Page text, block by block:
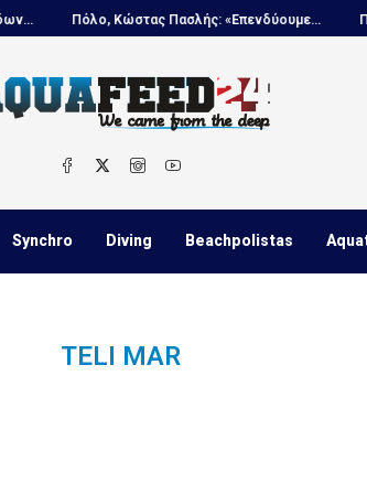
Πόλο, Κώστας Πασλής: «Επενδύουμε...
Synchro Diving Beachpolistas
TELI MAR